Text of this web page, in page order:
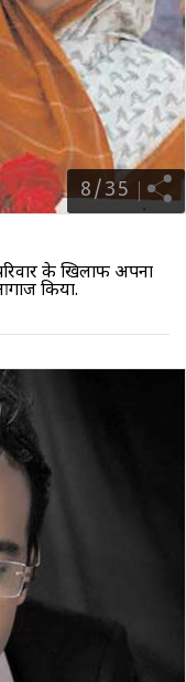
8/35
के खिलाफ अपना
किया.